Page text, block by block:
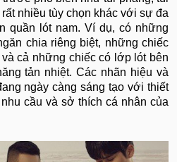
nhiều tùy chọn khác với sự đa
quần lót nam. Ví dụ, có những
chia riêng biệt, những chiếc
cả những chiếc có lớp lót bên
tản nhiệt. Các nhãn hiệu và
ngày càng sáng tạo với thiết
cầu và sở thích cá nhân của